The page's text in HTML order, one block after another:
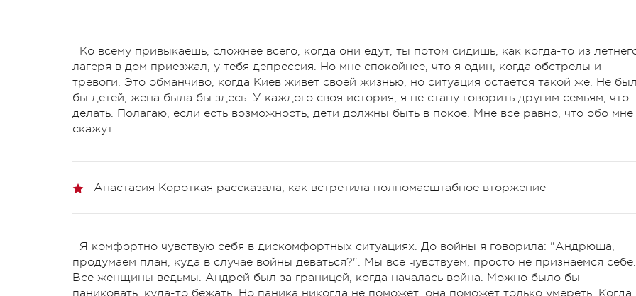
Ко всему привыкаешь, сложнее всего, когда они едут, ты потом сидишь, как когда-то из
лагеря в дом приезжал, у тебя депрессия. Но мне спокойнее, что я один, когда обстрелы и
тревоги. Это обманчиво, когда Киев живет своей жизнью, но ситуация остается такой же. Не
бы детей, жена была бы здесь. У каждого своя история, я не стану говорить другим семьям, что
делать. Полагаю, если есть возможность, дети должны быть в покое. Мне все равно, что обо мне
скажут.
Анастасия Короткая рассказала, как встретила полномасштабное вторжение
Я комфортно чувствую себя в дискомфортных ситуациях. До войны я говорила: "Андрюша,
продумаем план, куда в случае войны деваться?". Мы все чувствуем, просто не признаемся себе.
Все женщины ведьмы. Андрей был за границей, когда началась война. Можно было бы
паниковать, куда-то бежать. Но паника никогда не поможет, она поможет только умереть. Когда